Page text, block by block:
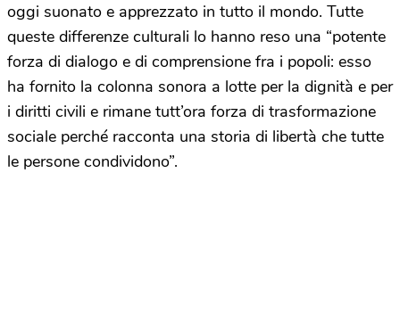
oggi suonato e apprezzato in tutto il mondo. Tutte
queste differenze culturali lo hanno reso una “potente
forza di dialogo e di comprensione fra i popoli: esso
ha fornito la colonna sonora a lotte per la dignità e per
i diritti civili e rimane tutt’ora forza di trasformazione
sociale perché racconta una storia di libertà che tutte
le persone condividono”.